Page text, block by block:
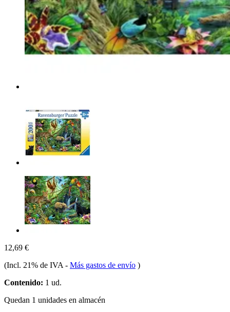
12,69 €
(Incl. 21% de IVA - Más gastos de envío )
Contenido: 1 ud.
Quedan 1 unidades en almacén